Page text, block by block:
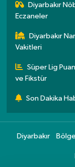
Diyarbakır
Eczaneler
Diyarbakır
Vakitleri
Süper Lig
ve Fikstür
Son Dakika
Diyarbakır